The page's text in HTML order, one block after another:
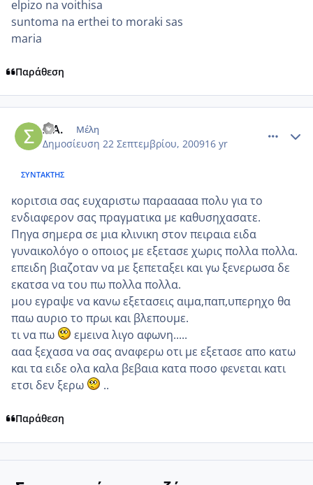
elpizo na voithisa
suntoma na erthei to moraki sas
maria
Παράθεση
ΣΙΑ. Μέλη
Δημοσίευση 22 Σεπτεμβρίου, 200916 yr
ΣΥΝΤΆΚΤΗΣ
κοριτσια σας ευχαριστω παρααααα πολυ για το
ενδιαφερον σας πραγματικα με καθυσηχασατε.
Πηγα σημερα σε μια κλινικη στον πειραια ειδα
γυναικολόγο ο οποιος με εξετασε χωρις πολλα πολλα.
επειδη βιαζοταν να με ξεπεταξει και γω ξενερωσα δε
εκατσα να του πω πολλα πολλα.
μου εγραψε να κανω εξετασεις αιμα,παπ,υπερηχο θα
παω αυριο το πρωι και βλεπουμε.
τι να πω
εμεινα λιγο αφωνη.....
ααα ξεχασα να σας αναφερω οτι με εξετασε απο κατω
και τα ειδε ολα καλα βεβαια κατα ποσο φενεται κατι
ετσι δεν ξερω
..
Παράθεση